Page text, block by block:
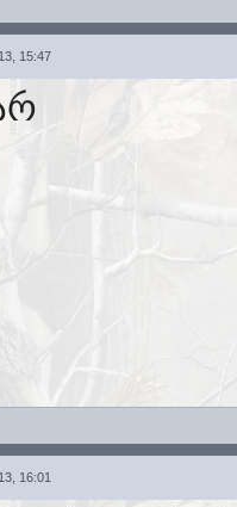
15:47
16:01